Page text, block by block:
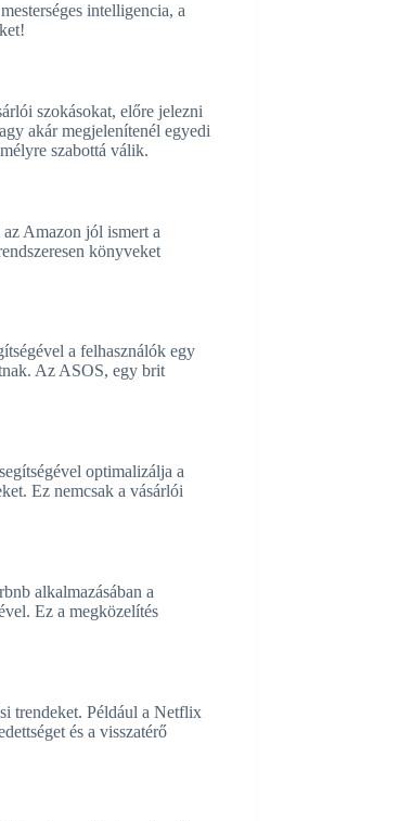
intelligencia, a
szokásokat, előre jelezni
akár megjelenítenél egyedi
szabottá válik.
Amazon jól ismert a
könyveket
a felhasználók egy
Az ASOS, egy brit
optimalizálja a
Ez nemcsak a vásárlói
alkalmazásában a
Ez a megközelítés
trendeket. Például a Netflix
és a visszatérő